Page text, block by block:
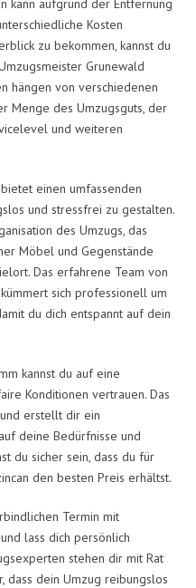
kann aufgrund der Entfernung
Kosten
zu bekommen, kannst du
Grunewald
hängen von verschiedenen
Menge des Umzugsguts, der
und weiteren
einen umfassenden
und stressfrei zu gestalten.
des Umzugs, das
Möbel und Gegenstände
Das erfahrene Team von
sich professionell um
du dich entspannt auf dein
kannst du auf eine
Konditionen vertrauen. Das
erstellt dir ein
deine Bedürfnisse und
du sicher sein, dass du für
den besten Preis erhältst.
Termin mit
lass dich persönlich
stehen dir mit Rat
dass dein Umzug reibungslos